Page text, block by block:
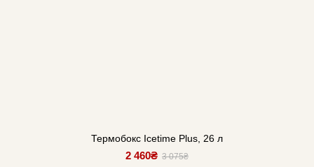
Термобокс Icetime Plus, 26 л
2 460₴ 3 075₴